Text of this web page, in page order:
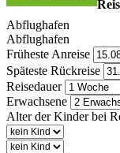
Abflughafen
Abflughafen
Früheste Anreise
Späteste Rückreise
Reisedauer
Erwachsene
Alter der Kinder bei